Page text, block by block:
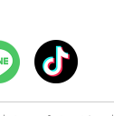
LINE